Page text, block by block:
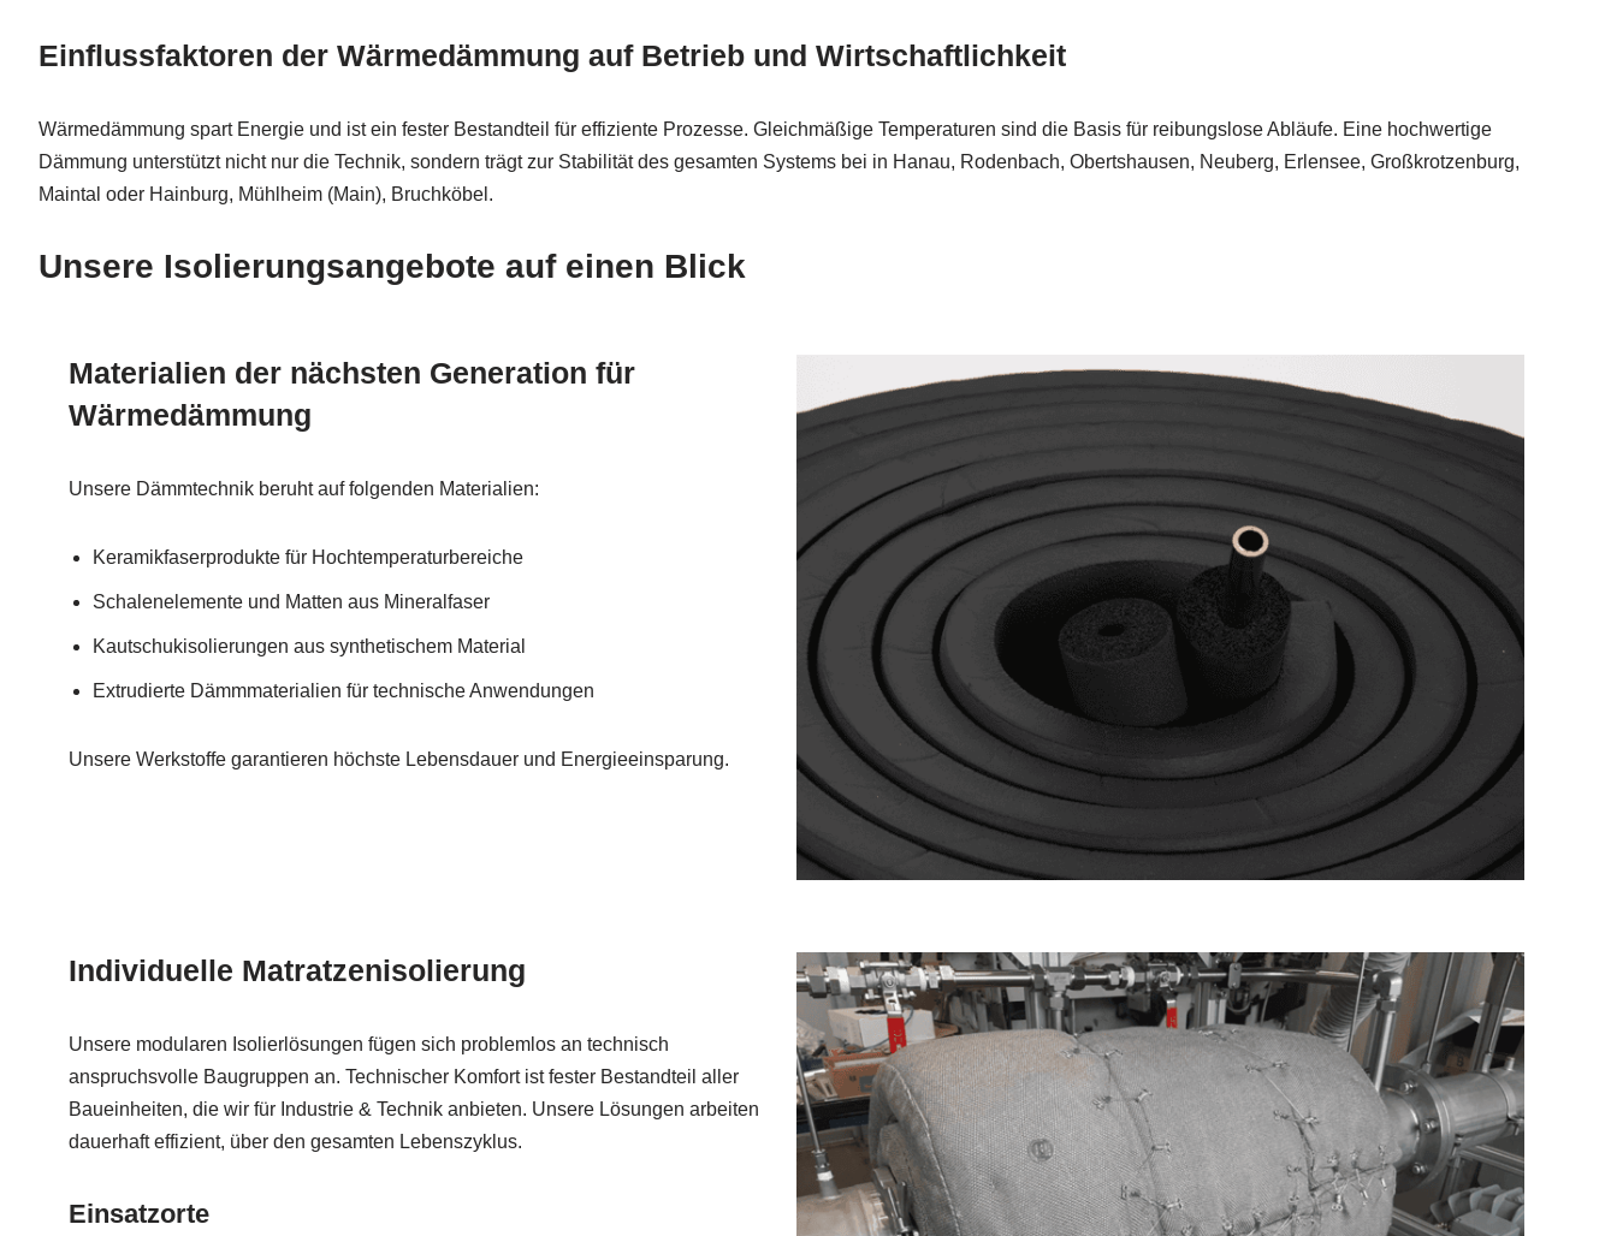
Einflussfaktoren der Wärmedämmung auf Betrieb und Wirtschaftlichkeit
Wärmedämmung spart Energie und ist ein fester Bestandteil für effiziente Prozesse. Gleichmäßige Temperaturen sind die Basis für reibungslose Abläufe. Eine hochwertige
Dämmung unterstützt nicht nur die Technik, sondern trägt zur Stabilität des gesamten Systems bei in Hanau, Rodenbach, Obertshausen, Neuberg, Erlensee, Großkrotzenburg,
Maintal oder Hainburg, Mühlheim (Main), Bruchköbel.
Unsere Isolierungsangebote auf einen Blick
Materialien der nächsten Generation für
Wärmedämmung
Unsere Dämmtechnik beruht auf folgenden Materialien:
Keramikfaserprodukte für Hochtemperaturbereiche
Schalenelemente und Matten aus Mineralfaser
Kautschukisolierungen aus synthetischem Material
Extrudierte Dämmmaterialien für technische Anwendungen
Unsere Werkstoffe garantieren höchste Lebensdauer und Energieeinsparung.
Individuelle Matratzenisolierung
Unsere modularen Isolierlösungen fügen sich problemlos an technisch
anspruchsvolle Baugruppen an. Technischer Komfort ist fester Bestandteil aller
Baueinheiten, die wir für Industrie & Technik anbieten. Unsere Lösungen arbeiten
dauerhaft effizient, über den gesamten Lebenszyklus.
Einsatzorte